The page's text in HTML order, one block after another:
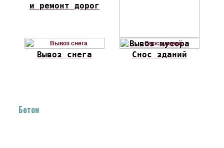
и ремонт дорог
Вывоз мусора
Вывоз снега
Снос зданий
Бетон